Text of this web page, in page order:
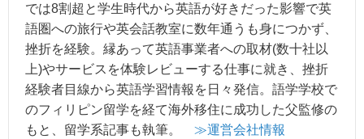
では8割超と学生時代から英語が好きだった影響で英
語圏への旅行や英会話教室に数年通うも身につかず、
挫折を経験。縁あって英語事業者への取材(数十社以
上)やサービスを体験レビューする仕事に就き、挫折
経験者目線から英語学習情報を日々発信。語学学校で
のフィリピン留学を経て海外移住に成功した父監修の
もと、留学系記事も執筆。 ≫運営会社情報